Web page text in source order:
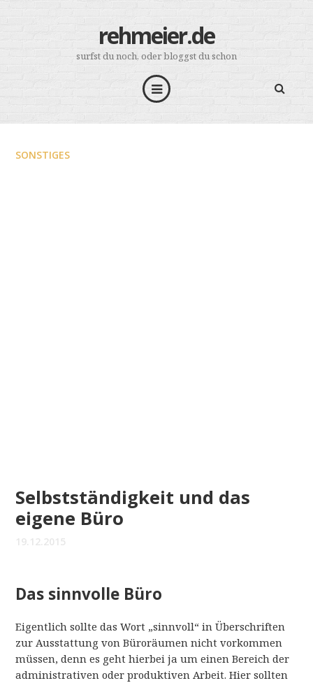
rehmeier.de
surfst du noch, oder bloggst du schon
SONSTIGES
Selbstständigkeit und das
eigene Büro
19.12.2015
Das sinnvolle Büro
Eigentlich sollte das Wort „sinnvoll“ in Überschriften
zur Ausstattung von Büroräumen nicht vorkommen
müssen, denn es geht hierbei ja um einen Bereich der
administrativen oder produktiven Arbeit. Hier sollten